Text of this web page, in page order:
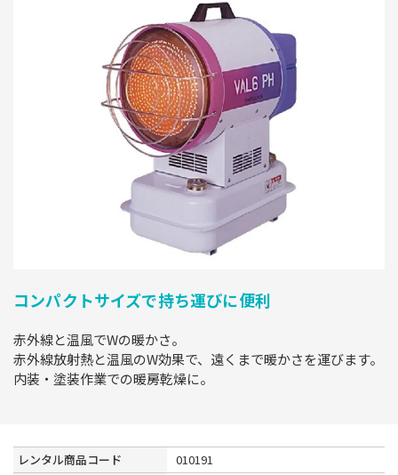
コンパクトサイズで持ち運びに便利
赤外線と温風でWの暖かさ。
赤外線放射熱と温風のW効果で、遠くまで暖かさを運びます。
内装・塗装作業での暖房乾燥に。
レンタル商品コード
010191